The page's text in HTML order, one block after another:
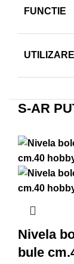
FUNCTIE
UTILIZARE
S-AR
Nivela
bule